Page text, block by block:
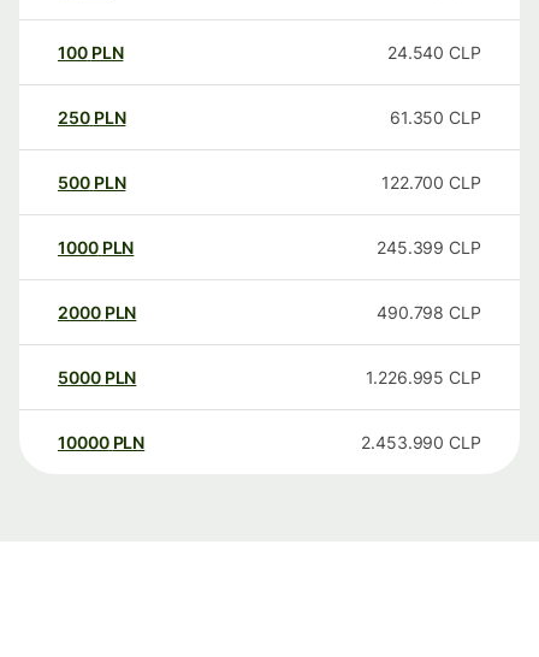
100 PLN 24.540 CLP
250 PLN 61.350 CLP
500 PLN 122.700 CLP
1000 PLN 245.399 CLP
2000 PLN 490.798 CLP
5000 PLN 1.226.995 CLP
10000 PLN 2.453.990 CLP